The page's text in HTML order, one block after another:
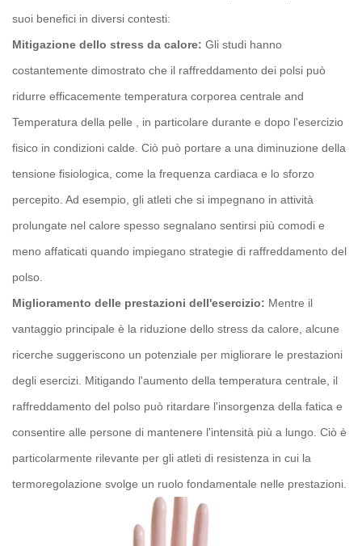
suoi benefici in diversi contesti:
Mitigazione dello stress da calore: Gli studi hanno
costantemente dimostrato che il raffreddamento dei polsi può
ridurre efficacemente temperatura corporea centrale and
Temperatura della pelle
, in particolare durante e dopo l'esercizio
fisico in condizioni calde. Ciò può portare a una diminuzione della
tensione fisiologica, come la frequenza cardiaca e lo sforzo
percepito. Ad esempio, gli atleti che si impegnano in attività
prolungate nel calore spesso segnalano sentirsi più comodi e
meno affaticati quando impiegano strategie di raffreddamento del
polso.
Miglioramento delle prestazioni dell'esercizio: Mentre il
vantaggio principale è la riduzione dello stress da calore, alcune
ricerche suggeriscono un potenziale per migliorare le prestazioni
degli esercizi. Mitigando l'aumento della temperatura centrale, il
raffreddamento del polso può ritardare l'insorgenza della fatica e
consentire alle persone di mantenere l'intensità più a lungo. Ciò è
particolarmente rilevante per gli atleti di resistenza in cui la
termoregolazione svolge un ruolo fondamentale nelle prestazioni.